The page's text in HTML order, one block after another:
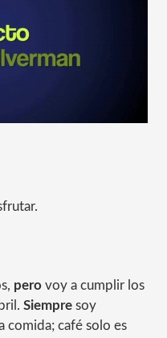
pero voy a cumplir los
Siempre soy
comida; café solo es